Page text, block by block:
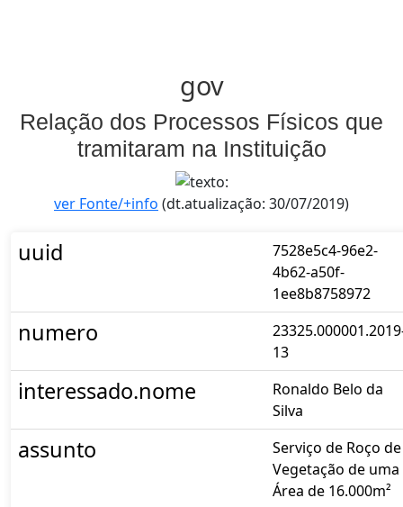
gov
Relação dos Processos Físicos que
tramitaram na Instituição
ver Fonte/+info (dt.atualização: 30/07/2019)
uuid
7528e5c4-96e2-
4b62-a50f-
1ee8b8758972
numero
13
interessado.nome
Ronaldo Belo da
Silva
assunto
Serviço de Roço de
Vegetação de uma
Área de 16.000m²